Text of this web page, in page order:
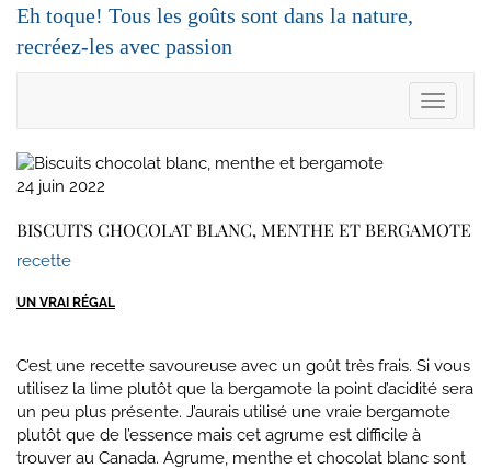
Skip
content
Eh toque! Tous les goûts sont dans la nature,
recréez-les avec passion
Toggle
24 juin 2022
BISCUITS CHOCOLAT BLANC, MENTHE ET BERGAMOTE
recette
UN VRAI RÉGAL
C’est une recette savoureuse avec un goût très frais. Si vous
utilisez la lime plutôt que la bergamote la point d’acidité sera
un peu plus présente. J’aurais utilisé une vraie bergamote
plutôt que de l’essence mais cet agrume est difficile à
trouver au Canada. Agrume, menthe et chocolat blanc sont